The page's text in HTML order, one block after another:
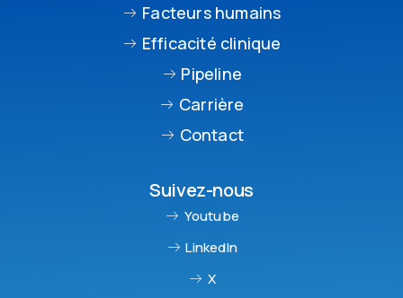
Facteurs humains
Efficacité clinique
Pipeline
Carrière
Contact
Suivez-nous
Youtube
LinkedIn
X